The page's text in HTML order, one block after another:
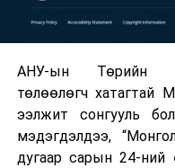
АНУ-ын Төрийн
төлөөлөгч хатагтай
ээлжит сонгууль
мэдэгдэлдээ,
дугаар сарын 24-ний